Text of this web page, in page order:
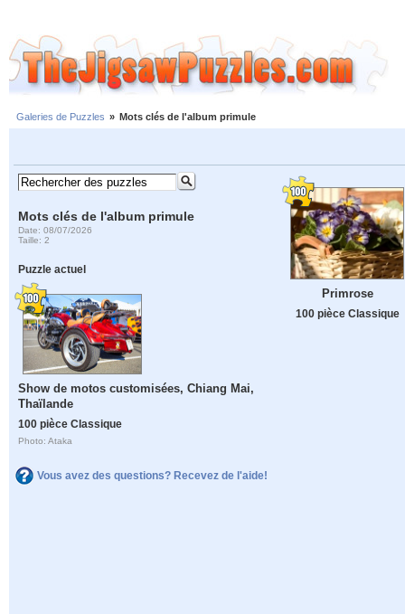
Galeries de Puzzles » Mots clés de l'album primule
Mots clés de l'album primule
Date: 08/07/2026
Taille: 2
Puzzle actuel
Show de motos customisées, Chiang Mai,
Thaïlande
100 pièce Classique
Photo: Ataka
Vous avez des questions? Recevez de l'aide!
Primrose
100 pièce Classique